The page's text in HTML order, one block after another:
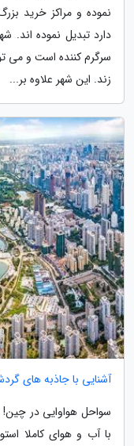
نموده و مراکز خرید
دارد تبدیل نموده
سرگرم کننده است و می
زند. این شهر علاوه بر...
آشنایی با جاذبه های
سواحل هواوایی در چین!
با آب و هوای کاملا